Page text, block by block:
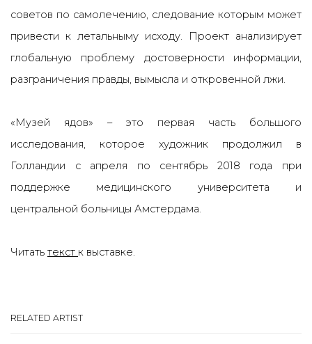
советов по самолечению, следование которым может
привести к летальныму исходу. Проект анализирует
глобальную проблему достоверности информации,
разграничения правды, вымысла и откровенной лжи.
«Музей ядов» – это первая часть большого
исследования, которое художник продолжил в
Голландии с апреля по сентябрь 2018 года при
поддержке медицинского университета и
центральной больницы Амстердама.
Читать текст к выставке.
RELATED ARTIST